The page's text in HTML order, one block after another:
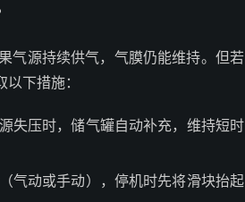
气源持续供气，气膜仍能维持。但若
下措施：
失压时，储气罐自动补充，维持短时
气动或手动），停机时先将滑块抬起